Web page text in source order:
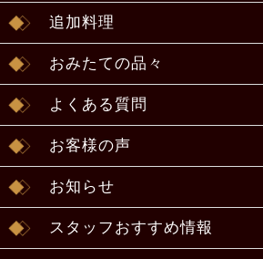
追加料理
おみたての品々
よくある質問
お客様の声
お知らせ
スタッフおすすめ情報